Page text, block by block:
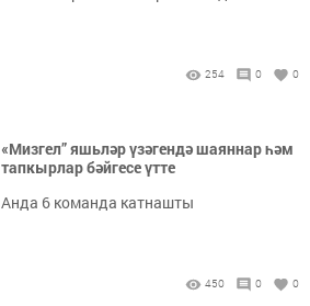
254 0 0
«Мизгел” яшьләр үзәгендә шаяннар һәм
тапкырлар бәйгесе үтте
Анда 6 команда катнашты
450 0 0